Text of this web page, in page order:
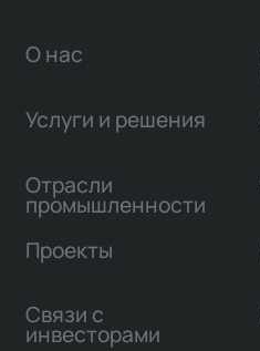
О нас
Услуги и решения
Отрасли
промышленности
Проекты
Связи с
инвесторами